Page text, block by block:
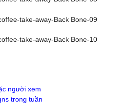
người xem
trong tuần